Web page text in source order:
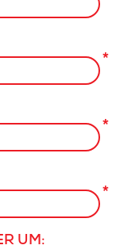
*
*
*
UM: